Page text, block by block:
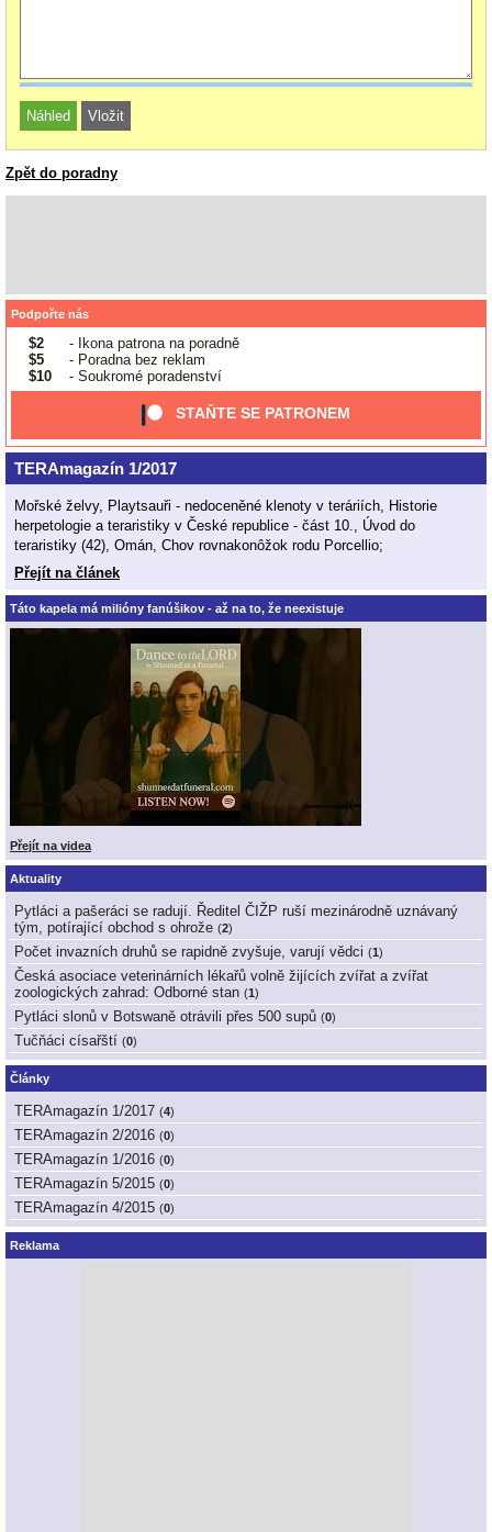
Zpět do poradny
Podpořte nás
$2
- Ikona patrona na poradně
$5
- Poradna bez reklam
$10
- Soukromé poradenství
STAŇTE SE PATRONEM
TERAmagazín 1/2017
Mořské želvy, Playtsauři - nedoceněné klenoty v teráriích, Historie
herpetologie a teraristiky v České republice - část 10., Úvod do
teraristiky (42), Omán, Chov rovnakonôžok rodu Porcellio;
Přejít na článek
Táto kapela má milióny fanúšikov - až na to, že neexistuje
Přejít na videa
Aktuality
Pytláci a pašeráci se radují. Ředitel ČIŽP ruší mezinárodně uznávaný
tým, potírající obchod s ohrože (2)
Počet invazních druhů se rapidně zvyšuje, varují vědci (1)
Česká asociace veterinárních lékařů volně žijících zvířat a zvířat
zoologických zahrad: Odborné stan (1)
Pytláci slonů v Botswaně otrávili přes 500 supů (0)
Tučňáci císařští (0)
Články
TERAmagazín 1/2017 (4)
TERAmagazín 2/2016 (0)
TERAmagazín 1/2016 (0)
TERAmagazín 5/2015 (0)
TERAmagazín 4/2015 (0)
Reklama